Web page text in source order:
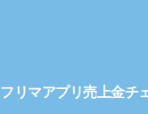
フリマアプリ売上金チ